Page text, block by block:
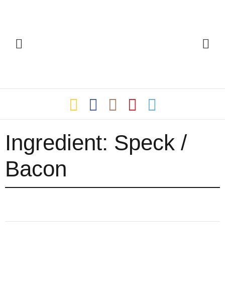
Ingredient: Speck /
Bacon